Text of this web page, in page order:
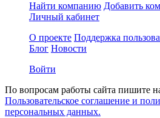
Найти компанию Добавить
Личный кабинет
О проекте Поддержка
Блог Новости
Войти
По вопросам работы сайта пишите
Пользовательское соглашение и
персональных данных.